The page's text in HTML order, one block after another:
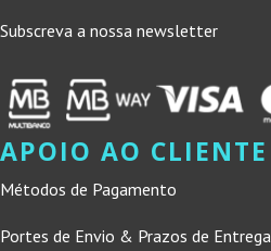
Subscreva a nossa newsletter
APOIO AO CLIENTE
Métodos de Pagamento
Portes de Envio & Prazos de Entrega